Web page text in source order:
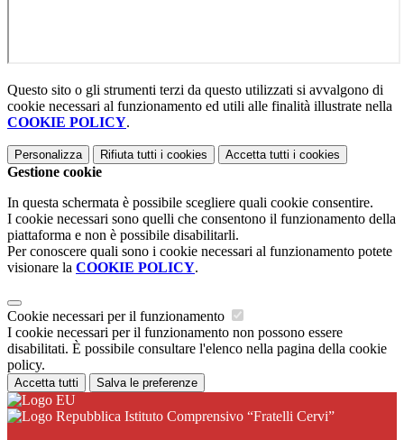
Questo sito o gli strumenti terzi da questo utilizzati si avvalgono di
cookie necessari al funzionamento ed utili alle finalità illustrate nella
COOKIE POLICY.
Personalizza Rifiuta tutti i cookies Accetta tutti i cookies
Gestione cookie
In questa schermata è possibile scegliere quali cookie consentire.
I cookie necessari sono quelli che consentono il funzionamento della
piattaforma e non è possibile disabilitarli.
Per conoscere quali sono i cookie necessari al funzionamento potete
visionare la COOKIE POLICY.
Cookie necessari per il funzionamento
I cookie necessari per il funzionamento non possono essere
disabilitati. È possibile consultare l'elenco nella pagina della cookie
policy.
Accetta tutti Salva le preferenze
Istituto Comprensivo “Fratelli Cervi”